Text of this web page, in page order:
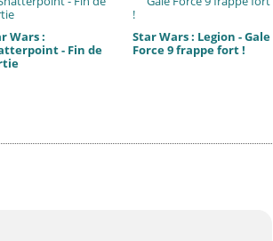
Wars :
- Fin de
Star Wars : Legion - Gale
Force 9 frappe fort !